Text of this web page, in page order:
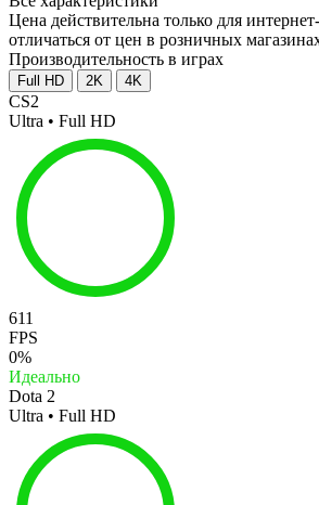
Цена действительна только для
отличаться от цен в розничных
Производительность в играх
Full HD 2K 4K
CS2
Ultra • Full HD
611
FPS
0%
Идеально
Dota 2
Ultra • Full HD